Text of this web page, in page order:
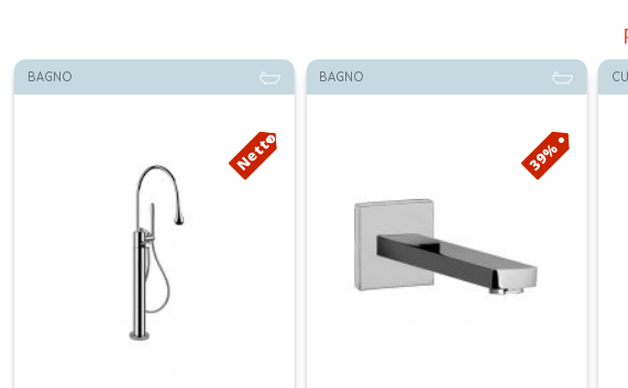
BAGNO
39%
CUCINA
42%